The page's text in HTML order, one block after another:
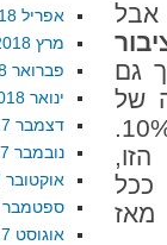
מהיהודים (28%), כך גם
של
הפלסטינים הישראלים יותר מכפולה, 22% לעומת 10%.
ככל
מאז
אפריל 2018
מרץ 2018
פברואר 2018
ינואר 2018
דצמבר 2017
נובמבר 2017
אוקטובר 2017
ספטמבר 2017
אוגוסט 2017